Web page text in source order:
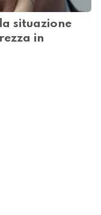
situazione
in